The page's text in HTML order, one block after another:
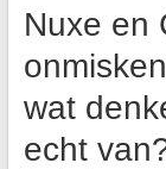
Nuxe en
wat
echt